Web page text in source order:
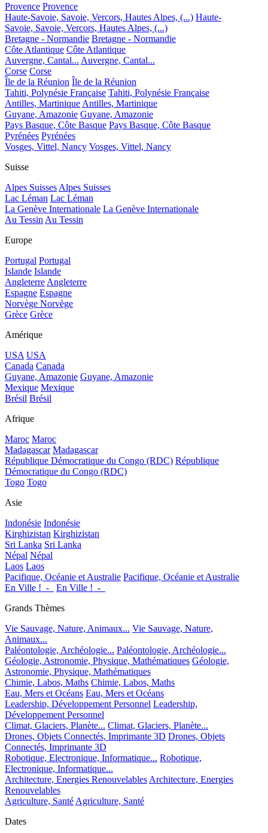
Provence Provence
Haute-Savoie, Savoie, Vercors, Hautes Alpes, (...) Haute-
Savoie, Savoie, Vercors, Hautes Alpes, (...)
Bretagne - Normandie Bretagne - Normandie
Côte Atlantique Côte Atlantique
Auvergne, Cantal... Auvergne, Cantal...
Corse Corse
Île de la Réunion Île de la Réunion
Tahiti, Polynésie Française Tahiti, Polynésie Française
Antilles, Martinique Antilles, Martinique
Guyane, Amazonie Guyane, Amazonie
Pays Basque, Côte Basque Pays Basque, Côte Basque
Pyrénées Pyrénées
Vosges, Vittel, Nancy Vosges, Vittel, Nancy
Suisse
Alpes Suisses Alpes Suisses
Lac Léman Lac Léman
La Genève Internationale La Genève Internationale
Au Tessin Au Tessin
Europe
Portugal Portugal
Islande Islande
Angleterre Angleterre
Espagne Espagne
Norvège Norvège
Grèce Grèce
Amérique
USA USA
Canada Canada
Guyane, Amazonie Guyane, Amazonie
Mexique Mexique
Brésil Brésil
Afrique
Maroc Maroc
Madagascar Madagascar
République Démocratique du Congo (RDC) République
Démocratique du Congo (RDC)
Togo Togo
Asie
Indonésie Indonésie
Kirghizistan Kirghizistan
Sri Lanka Sri Lanka
Népal Népal
Laos Laos
Pacifique, Océanie et Australie Pacifique, Océanie et Australie
En Ville !_-_
En Ville !_-_
Grands Thèmes
Vie Sauvage, Nature, Animaux... Vie Sauvage, Nature,
Animaux...
Paléontologie, Archéologie... Paléontologie, Archéologie...
Géologie, Astronomie, Physique, Mathématiques Géologie,
Astronomie, Physique, Mathématiques
Chimie, Labos, Maths Chimie, Labos, Maths
Eau, Mers et Océans Eau, Mers et Océans
Leadership, Développement Personnel Leadership,
Développement Personnel
Climat, Glaciers, Planète... Climat, Glaciers, Planète...
Drones, Objets Connectés, Imprimante 3D Drones, Objets
Connectés, Imprimante 3D
Robotique, Electronique, Informatique... Robotique,
Electronique, Informatique...
Architecture, Energies Renouvelables Architecture, Energies
Renouvelables
Agriculture, Santé Agriculture, Santé
Dates